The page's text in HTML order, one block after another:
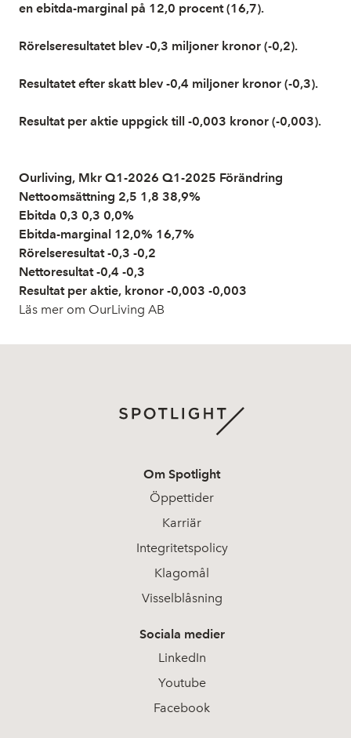
en ebitda-marginal på 12,0 procent (16,7).
Rörelseresultatet blev -0,3 miljoner kronor (-0,2).
Resultatet efter skatt blev -0,4 miljoner kronor (-0,3).
Resultat per aktie uppgick till -0,003 kronor (-0,003).
Ourliving, Mkr Q1-2026 Q1-2025 Förändring
Nettoomsättning 2,5 1,8 38,9%
Ebitda 0,3 0,3 0,0%
Ebitda-marginal 12,0% 16,7%
Rörelseresultat -0,3 -0,2
Nettoresultat -0,4 -0,3
Resultat per aktie, kronor -0,003 -0,003
Läs mer om OurLiving AB
Om Spotlight
Öppettider
Karriär
Integritetspolicy
Klagomål
Visselblåsning
Sociala medier
LinkedIn
Youtube
Facebook